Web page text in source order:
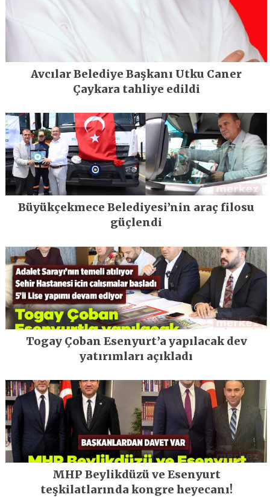
Avcılar Belediye Başkanı Utku Caner
Çaykara tahliye edildi
Büyükçekmece Belediyesi’nin araç filosu
güçlendi
Togay Çoban Esenyurt’a yapılacak dev
yatırımları açıkladı
MHP Beylikdüzü ve Esenyurt
teşkilatlarında kongre heyecanı!